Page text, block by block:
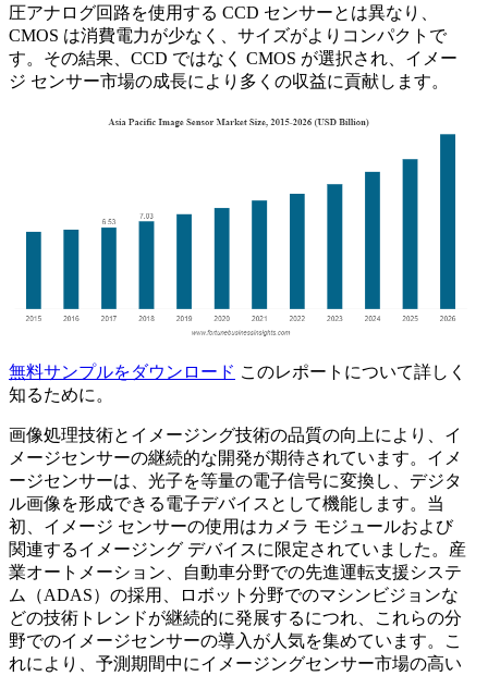
圧アナログ回路を使用する CCD センサーとは異なり、
CMOS は消費電力が少なく、サイズがよりコンパクトで
す。その結果、CCD ではなく CMOS が選択され、イメー
ジ センサー市場の成長により多くの収益に貢献します。
無料サンプルをダウンロード このレポートについて詳しく
知るために。
画像処理技術とイメージング技術の品質の向上により、イ
メージセンサーの継続的な開発が期待されています。イメ
ージセンサーは、光子を等量の電子信号に変換し、デジタ
ル画像を形成できる電子デバイスとして機能します。当
初、イメージ センサーの使用はカメラ モジュールおよび
関連するイメージング デバイスに限定されていました。産
業オートメーション、自動車分野での先進運転支援システ
ム（ADAS）の採用、ロボット分野でのマシンビジョンな
どの技術トレンドが継続的に発展するにつれ、これらの分
野でのイメージセンサーの導入が人気を集めています。こ
れにより、予測期間中にイメージングセンサー市場の高い